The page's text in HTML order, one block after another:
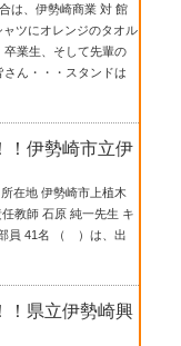
は、伊勢崎商業 対 館
ツにオレンジのタオル
業生、そして先輩の
ん・・・スタンドは
！伊勢崎市立伊
在地 伊勢崎市上植木
教師 石原 純一先生 キ
員 41名 （ ）は、出
！県立伊勢崎興